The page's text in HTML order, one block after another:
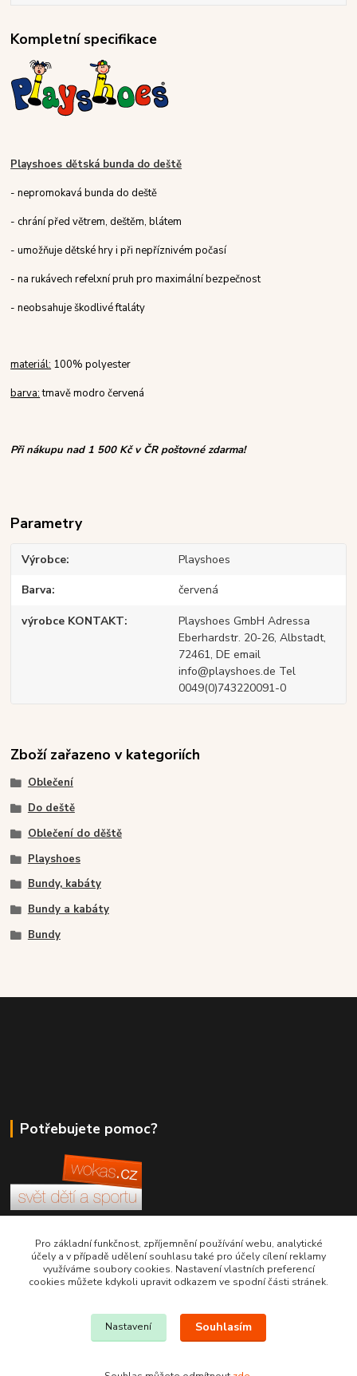
Kompletní specifikace
Playshoes dětská bunda do deště
- nepromokavá bunda do deště
- chrání před větrem, deštěm, blátem
- umožňuje dětské hry i při nepříznivém počasí
- na rukávech refelxní pruh pro maximální bezpečnost
- neobsahuje škodlivé ftaláty
materiál: 100% polyester
barva:tmavě modro červená
Při nákupu nad 1 500 Kč v ČR poštovné zdarma!
Parametry
Výrobce Playshoes
Barva červená
výrobce KONTAKT
Playshoes GmbH Adressa
Eberhardstr. 20-26, Albstadt,
72461, DE email
info@playshoes.de Tel
0049(0)743220091-0
Zboží zařazeno v kategoriích
Oblečení
Do deště
Oblečení do děště
Playshoes
Bundy, kabáty
Bundy a kabáty
Bundy
Potřebujete pomoc?
+420 380 830 198
wokas.online@yahoo.cz
Pro základní funkčnost, zpříjemnění používání webu, analytické
účely a v případě udělení souhlasu také pro účely cílení reklamy
využíváme soubory cookies. Nastavení vlastních preferencí
cookies můžete kdykoli upravit odkazem ve spodní části stránek.
Nastavení Souhlasím